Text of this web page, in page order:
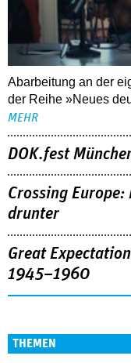
Abarbeitung an der
der Reihe »Neues
MEHR
DOK.fest
Crossing
drunter
Great
1945–1960
THEMEN